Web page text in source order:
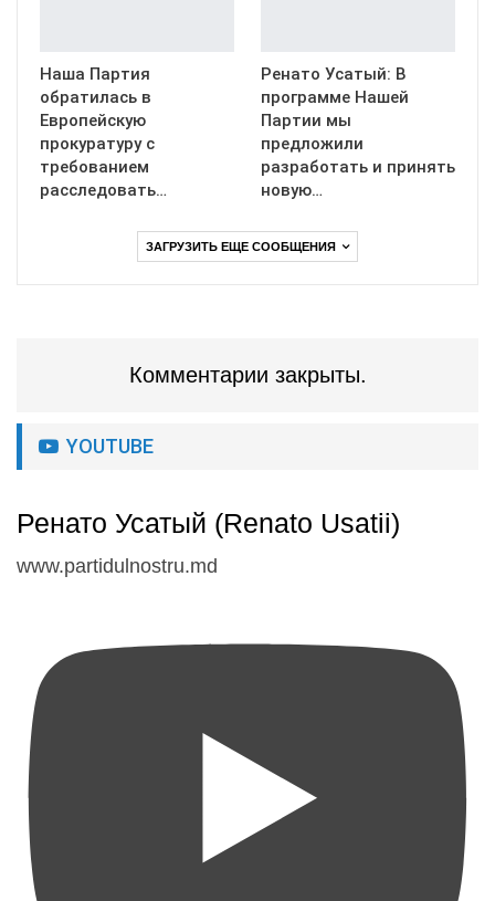
Наша Партия
обратилась в
Европейскую
прокуратуру с
требованием
расследовать…
Ренато Усатый: В
программе Нашей
Партии мы
предложили
разработать и принять
новую…
ЗАГРУЗИТЬ ЕЩЕ СООБЩЕНИЯ
Комментарии закрыты.
YOUTUBE
Ренато Усатый (Renato Usatii)
www.partidulnostru.md